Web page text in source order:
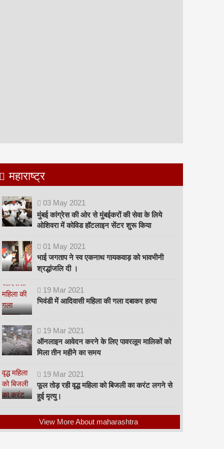
महाराष्ट्र
03 May 2021
मुंबई कांग्रेस की ओर से मुंबईकरों की सेवा के लिये
ओशिवरा में कोविड हॉटलाइन सेंटर शुरू किया
01 May 2021
भाई जगताप ने स्व एकनाथ गायकवाड़ को भावभीनी
श्रद्धांजलि दी ।
19 Mar 2021
भिवंडी में आदिवासी महिला की गला दबाकर हत्या
19 Mar 2021
ऑनलाइन आवेदन करने के लिए पावरलूम मालिकों को
मिला तीन महीने का समय
19 Mar 2021
फूल तोड़ रही वृद्ध महिला को बिजली का करंट लगने से
हुई मृत्यु।
View More About maharashtra